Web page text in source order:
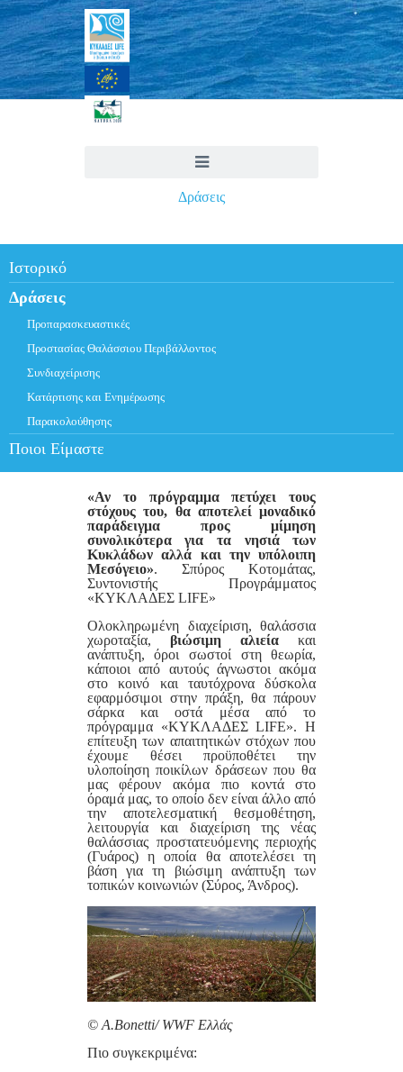
Δράσεις
Ιστορικό
Δράσεις
Προπαρασκευαστικές
Προστασίας Θαλάσσιου Περιβάλλοντος
Συνδιαχείρισης
Κατάρτισης και Ενημέρωσης
Παρακολούθησης
Ποιοι Είμαστε
«Αν το πρόγραμμα πετύχει τους
στόχους του, θα αποτελεί μοναδικό
παράδειγμα προς μίμηση
συνολικότερα για τα νησιά των
Κυκλάδων αλλά και την υπόλοιπη
Μεσόγειο». Σπύρος Κοτομάτας,
Συντονιστής Προγράμματος
«ΚΥΚΛΑΔΕΣ LIFE»
Ολοκληρωμένη διαχείριση, θαλάσσια
χωροταξία, βιώσιμη αλιεία και
ανάπτυξη, όροι σωστοί στη θεωρία,
κάποιοι από αυτούς άγνωστοι ακόμα
στο κοινό και ταυτόχρονα δύσκολα
εφαρμόσιμοι στην πράξη, θα πάρουν
σάρκα και οστά μέσα από το
πρόγραμμα «ΚΥΚΛΑΔΕΣ LIFE». Η
επίτευξη των απαιτητικών στόχων που
έχουμε θέσει προϋποθέτει την
υλοποίηση ποικίλων δράσεων που θα
μας φέρουν ακόμα πιο κοντά στο
όραμά μας, το οποίο δεν είναι άλλο από
την αποτελεσματική θεσμοθέτηση,
λειτουργία και διαχείριση της νέας
θαλάσσιας προστατευόμενης περιοχής
(Γυάρος) η οποία θα αποτελέσει τη
βάση για τη βιώσιμη ανάπτυξη των
τοπικών κοινωνιών (Σύρος, Άνδρος).
© A.Bonetti/ WWF Ελλάς
Πιο συγκεκριμένα: